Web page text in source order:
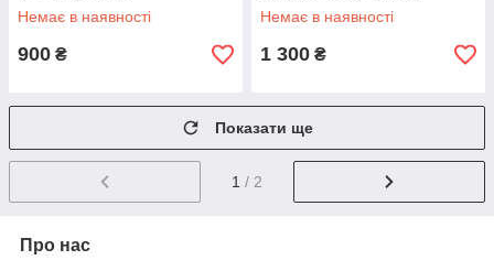
Немає в наявності
900 ₴
Немає в наявності
1 300 ₴
Показати ще
1 / 2
Про нас